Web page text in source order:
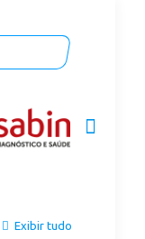
Exibir tudo